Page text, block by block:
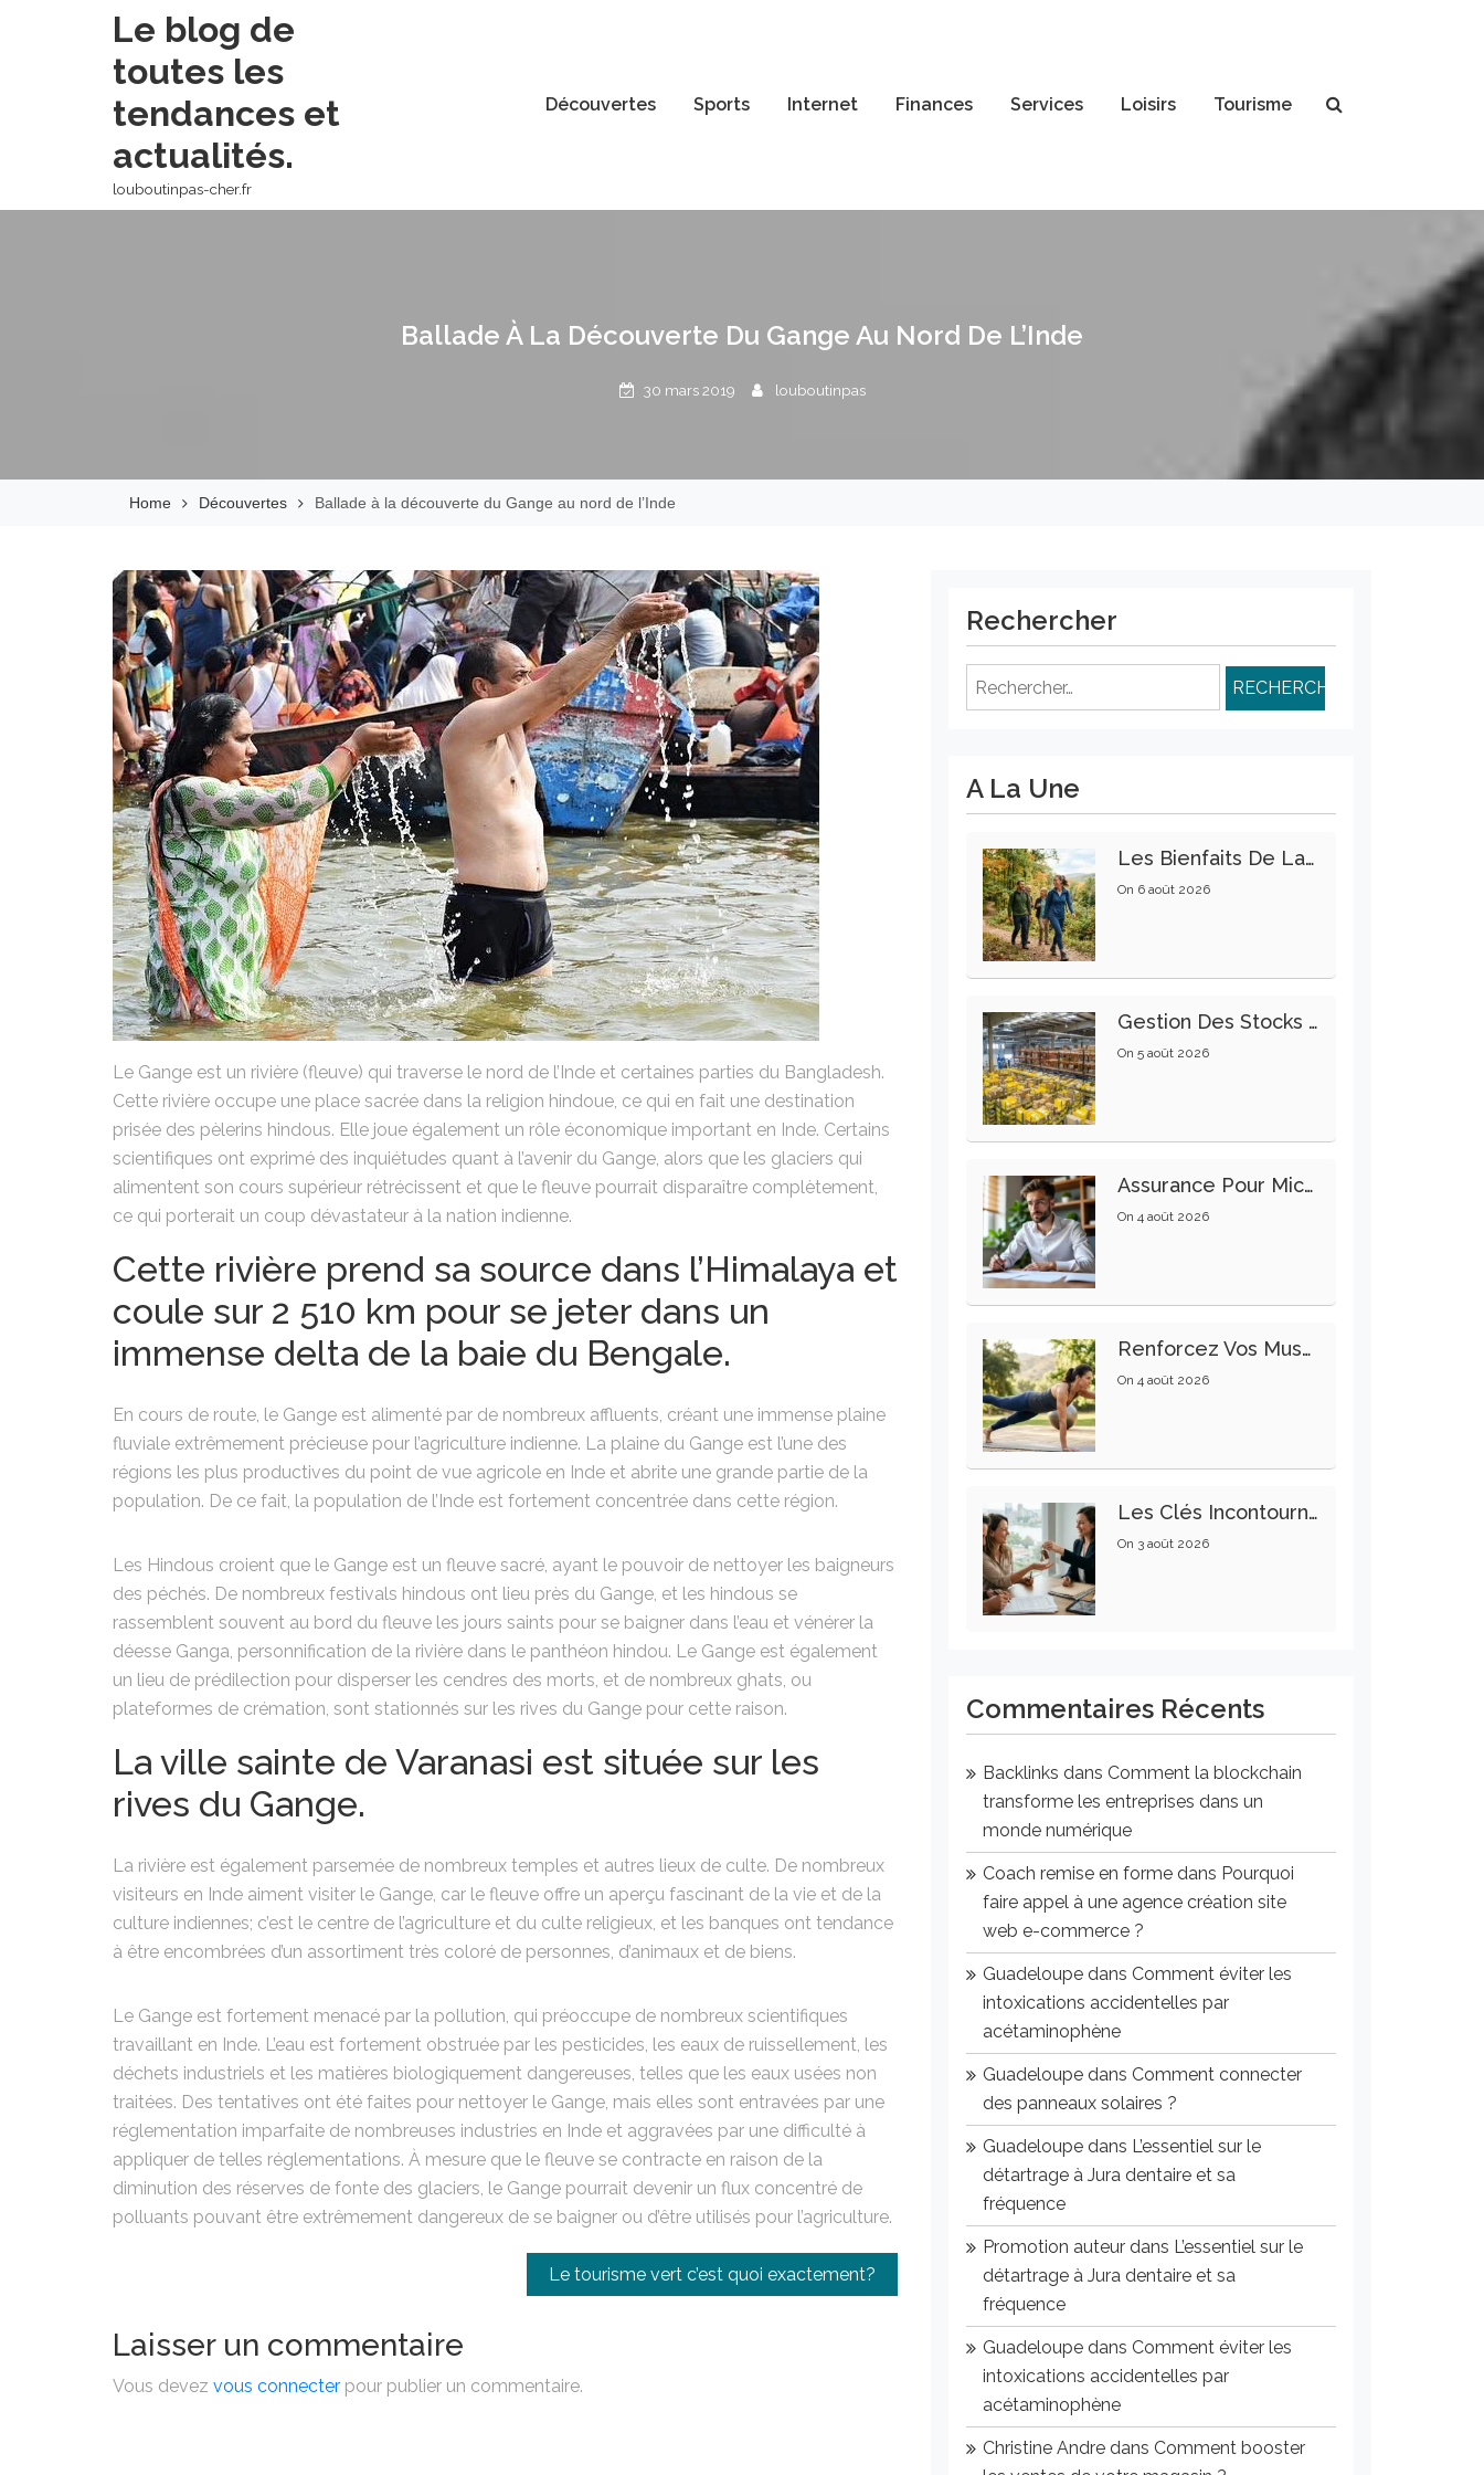
Le blog de
toutes les
tendances et
actualités.
louboutinpas-cher.fr
Découvertes Sports Internet Finances Services Loisirs Tourisme
Ballade À La Découverte Du Gange Au Nord De L’Inde
30 mars 2019 louboutinpas
Home Découvertes Ballade à la découverte du Gange au nord de l’Inde
Le Gange est un rivière (fleuve) qui traverse le nord de l’Inde et certaines parties du Bangladesh.
Cette rivière occupe une place sacrée dans la religion hindoue, ce qui en fait une destination
prisée des pèlerins hindous. Elle joue également un rôle économique important en Inde. Certains
scientifiques ont exprimé des inquiétudes quant à l’avenir du Gange, alors que les glaciers qui
alimentent son cours supérieur rétrécissent et que le fleuve pourrait disparaître complètement,
ce qui porterait un coup dévastateur à la nation indienne.
Cette rivière prend sa source dans l’Himalaya et
coule sur 2 510 km pour se jeter dans un
immense delta de la baie du Bengale.
En cours de route, le Gange est alimenté par de nombreux affluents, créant une immense plaine
fluviale extrêmement précieuse pour l’agriculture indienne. La plaine du Gange est l’une des
régions les plus productives du point de vue agricole en Inde et abrite une grande partie de la
population. De ce fait, la population de l’Inde est fortement concentrée dans cette région.
Les Hindous croient que le Gange est un fleuve sacré, ayant le pouvoir de nettoyer les baigneurs
des péchés. De nombreux festivals hindous ont lieu près du Gange, et les hindous se
rassemblent souvent au bord du fleuve les jours saints pour se baigner dans l’eau et vénérer la
déesse Ganga, personnification de la rivière dans le panthéon hindou. Le Gange est également
un lieu de prédilection pour disperser les cendres des morts, et de nombreux ghats, ou
plateformes de crémation, sont stationnés sur les rives du Gange pour cette raison.
La ville sainte de Varanasi est située sur les
rives du Gange.
La rivière est également parsemée de nombreux temples et autres lieux de culte. De nombreux
visiteurs en Inde aiment visiter le Gange, car le fleuve offre un aperçu fascinant de la vie et de la
culture indiennes; c’est le centre de l’agriculture et du culte religieux, et les banques ont tendance
à être encombrées d’un assortiment très coloré de personnes, d’animaux et de biens.
Le Gange est fortement menacé par la pollution, qui préoccupe de nombreux scientifiques
travaillant en Inde. L’eau est fortement obstruée par les pesticides, les eaux de ruissellement, les
déchets industriels et les matières biologiquement dangereuses, telles que les eaux usées non
traitées. Des tentatives ont été faites pour nettoyer le Gange, mais elles sont entravées par une
réglementation imparfaite de nombreuses industries en Inde et aggravées par une difficulté à
appliquer de telles réglementations. À mesure que le fleuve se contracte en raison de la
diminution des réserves de fonte des glaciers, le Gange pourrait devenir un flux concentré de
polluants pouvant être extrêmement dangereux de se baigner ou d’être utilisés pour l’agriculture.
l’article
Le tourisme vert c’est quoi exactement?
Laisser un commentaire
Vous devez vous connecter pour publier un commentaire.
Rechercher
Rechercher :
A La Une
Les Bienfaits De La Marche Sur La Santé Physique Et Mentale
On 6 août 2026
Gestion Des Stocks : Meilleures Pratiques Intralogistiques
On 5 août 2026
Assurance Pour Micro-Entrepreneur : Les Garanties Essentielles À Connaître
On 4 août 2026
Renforcez Vos Muscles Profonds Pour Apaiser Votre Mal De Dos
On 4 août 2026
Les Clés Incontournables Pour Réussir Vos Transactions Immobilières
On 3 août 2026
Commentaires Récents
Backlinks dans Comment la blockchain
transforme les entreprises dans un
monde numérique
Coach remise en forme dans Pourquoi
faire appel à une agence création site
web e-commerce ?
Guadeloupe dans Comment éviter les
intoxications accidentelles par
acétaminophène
Guadeloupe dans Comment connecter
des panneaux solaires ?
Guadeloupe dans L’essentiel sur le
détartrage à Jura dentaire et sa
fréquence
Promotion auteur dans L’essentiel sur le
détartrage à Jura dentaire et sa
fréquence
Guadeloupe dans Comment éviter les
intoxications accidentelles par
acétaminophène
Christine Andre dans Comment booster